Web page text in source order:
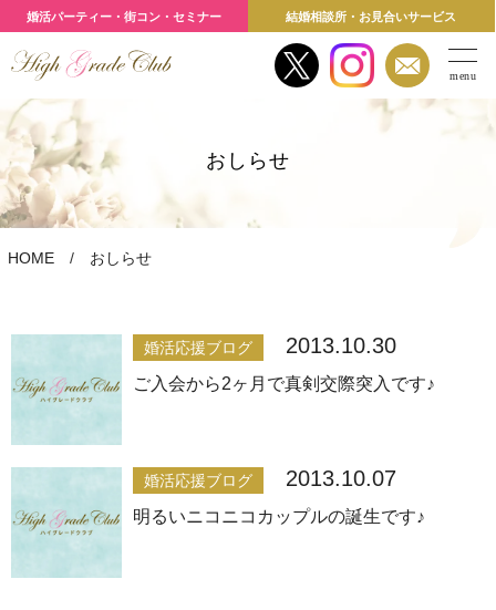
婚活パーティー・街コン・セミナー 結婚相談所・お見合いサービス
menu
おしらせ
HOME おしらせ
婚活応援ブログ 2013.10.30
ご入会から2ヶ月で真剣交際突入です♪
婚活応援ブログ 2013.10.07
明るいニコニコカップルの誕生です♪